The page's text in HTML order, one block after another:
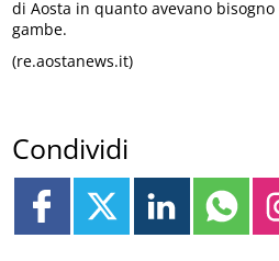
di Aosta in quanto avevano
gambe.
(re.aostanews.it)
Condividi